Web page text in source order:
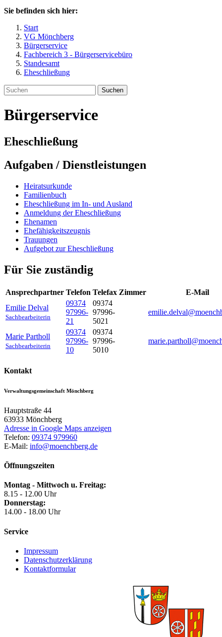
Sie befinden sich hier:
Start
VG Mönchberg
Bürgerservice
Fachbereich 3 - Bürgerservicebüro
Standesamt
Eheschließung
Suchen
Bürgerservice
Eheschließung
Aufgaben / Dienstleistungen
Heiratsurkunde
Familienbuch
Eheschließung im In- und Ausland
Anmeldung der Eheschließung
Ehenamen
Ehefähigkeitszeugnis
Trauungen
Aufgebot zur Eheschließung
Für Sie zuständig
Ansprechpartner Telefon Telefax Zimmer
E-Mail
Emilie Delval
Sachbearbeiterin
09374
97996-
21
09374
97996-
5021
Marie Partholl
Sachbearbeiterin
09374
97996-
10
09374
97996-
5010
Kontakt
Verwaltungsgemeinschaft Mönchberg
Hauptstraße 44
63933 Mönchberg
Adresse in Google Maps anzeigen
Telefon: 09374 979960
E-Mail: info@moenchberg.de
Öffnungszeiten
Montag - Mittwoch u. Freitag:
8.15 - 12.00 Uhr
Donnerstag:
14.00 - 18.00 Uhr
Service
Impressum
Datenschutzerklärung
Kontaktformular